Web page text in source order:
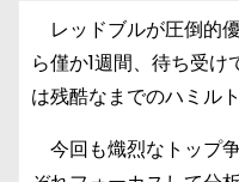
レッドブルが圧倒的
ら僅か1週間、待ち受
は残酷なまでのハミル
今回も熾烈なトップ